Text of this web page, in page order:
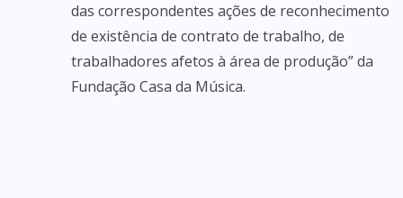
das correspondentes ações de reconhecimento
de existência de contrato de trabalho, de
trabalhadores afetos à área de produção” da
Fundação Casa da Música.